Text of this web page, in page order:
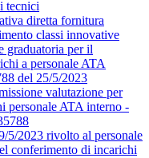
tecnici
diretta fornitura
classi innovative
graduatoria per il
a personale ATA
del 25/5/2023
valutazione per
personale ATA interno -
5/2023 rivolto al personale
conferimento di incarichi